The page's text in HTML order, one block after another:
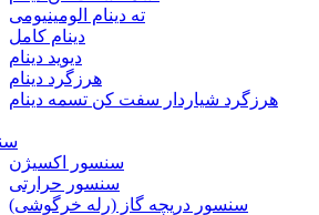
ته دینام الومینیومی
دینام کامل
دیوید دینام
هرزگرد دینام
هرزگرد شیاردار سفت کن تسمه دینام
سنسور اکسیژن
سنسور حرارتی
سنسور دریچه گاز (رله خرگوشی)